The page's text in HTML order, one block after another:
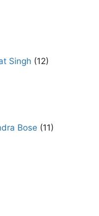
Singh (12)
Bose (11)